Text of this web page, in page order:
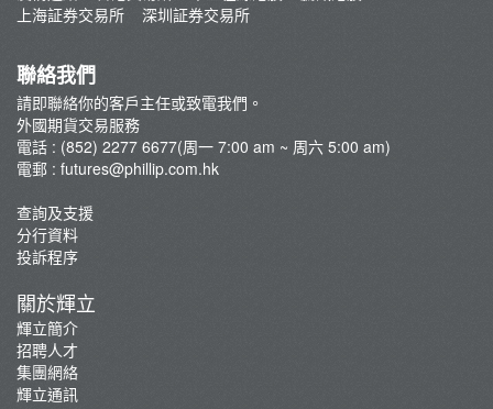
摩根台灣指數期貨
外匯期貨
交易系統
最新推廣
芝商所新闻
環球期權買賣簡介
什麽是環球期貨？
上海証券交易所
深圳証券交易所
聯絡我們
請即聯絡你的客戶主任或致電我們。
外國期貨交易服務
電話 : (852) 2277 6677(周一 7:00 am ~ 周六 5:00 am)
電郵 : futures@phillip.com.hk
查詢及支援
分行資料
投訴程序
關於輝立
輝立簡介
招聘人才
集團網絡
輝立通訊